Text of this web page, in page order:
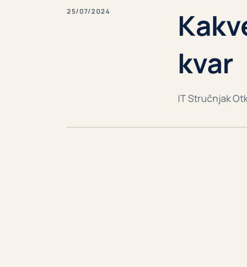
25/07/2024
kvar
IT Stručnjak